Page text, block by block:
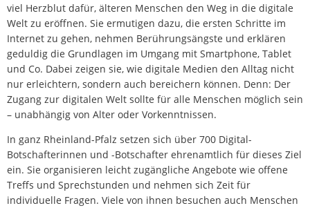
viel Herzblut dafür, älteren Menschen den Weg in die digitale
Welt zu eröffnen. Sie ermutigen dazu, die ersten Schritte im
Internet zu gehen, nehmen Berührungsängste und erklären
geduldig die Grundlagen im Umgang mit Smartphone, Tablet
und Co. Dabei zeigen sie, wie digitale Medien den Alltag nicht
nur erleichtern, sondern auch bereichern können. Denn: Der
Zugang zur digitalen Welt sollte für alle Menschen möglich sein
– unabhängig von Alter oder Vorkenntnissen.
In ganz Rheinland-Pfalz setzen sich über 700 Digital-
Botschafterinnen und -Botschafter ehrenamtlich für dieses Ziel
ein. Sie organisieren leicht zugängliche Angebote wie offene
Treffs und Sprechstunden und nehmen sich Zeit für
individuelle Fragen. Viele von ihnen besuchen auch Menschen